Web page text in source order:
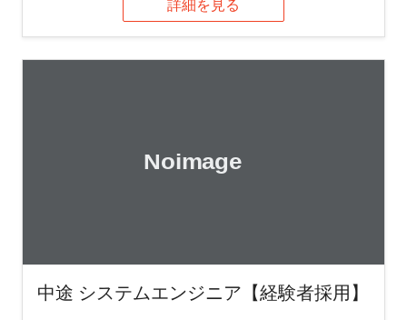
詳細を見る
中途 システムエンジニア【経験者採用】